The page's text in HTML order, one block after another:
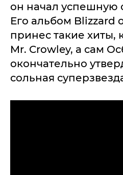
он начал успешную
Его альбом Blizzard
принес такие хиты,
Mr. Crowley, а сам
окончательно
сольная